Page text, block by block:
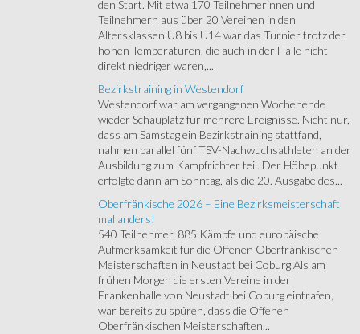
den Start. Mit etwa 170 Teilnehmerinnen und
Teilnehmern aus über 20 Vereinen in den
Altersklassen U8 bis U14 war das Turnier trotz der
hohen Temperaturen, die auch in der Halle nicht
direkt niedriger waren,...
Bezirkstraining in Westendorf
Westendorf war am vergangenen Wochenende
wieder Schauplatz für mehrere Ereignisse. Nicht nur,
dass am Samstag ein Bezirkstraining stattfand,
nahmen parallel fünf TSV-Nachwuchsathleten an der
Ausbildung zum Kampfrichter teil. Der Höhepunkt
erfolgte dann am Sonntag, als die 20. Ausgabe des...
Oberfränkische 2026 – Eine Bezirksmeisterschaft
mal anders!
540 Teilnehmer, 885 Kämpfe und europäische
Aufmerksamkeit für die Offenen Oberfränkischen
Meisterschaften in Neustadt bei Coburg Als am
frühen Morgen die ersten Vereine in der
Frankenhalle von Neustadt bei Coburg eintrafen,
war bereits zu spüren, dass die Offenen
Oberfränkischen Meisterschaften...